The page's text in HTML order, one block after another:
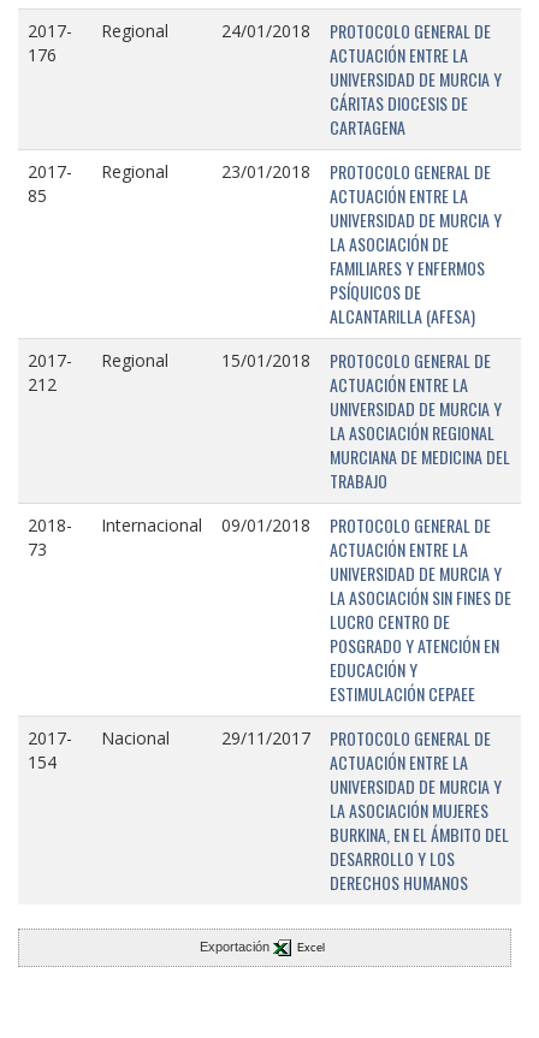
2017-
176
Regional 24/01/2018
PROTOCOLO GENERAL DE
ACTUACIÓN ENTRE LA
UNIVERSIDAD DE MURCIA Y
CÁRITAS DIOCESIS DE
CARTAGENA
2017-
85
Regional 23/01/2018
PROTOCOLO GENERAL DE
ACTUACIÓN ENTRE LA
UNIVERSIDAD DE MURCIA Y
LA ASOCIACIÓN DE
FAMILIARES Y ENFERMOS
PSÍQUICOS DE
ALCANTARILLA (AFESA)
2017-
212
Regional 15/01/2018
PROTOCOLO GENERAL DE
ACTUACIÓN ENTRE LA
UNIVERSIDAD DE MURCIA Y
LA ASOCIACIÓN REGIONAL
MURCIANA DE MEDICINA DEL
TRABAJO
2018-
73
Internacional 09/01/2018
PROTOCOLO GENERAL DE
ACTUACIÓN ENTRE LA
UNIVERSIDAD DE MURCIA Y
LA ASOCIACIÓN SIN FINES DE
LUCRO CENTRO DE
POSGRADO Y ATENCIÓN EN
EDUCACIÓN Y
ESTIMULACIÓN CEPAEE
2017-
154
Nacional 29/11/2017
PROTOCOLO GENERAL DE
ACTUACIÓN ENTRE LA
UNIVERSIDAD DE MURCIA Y
LA ASOCIACIÓN MUJERES
BURKINA, EN EL ÁMBITO DEL
DESARROLLO Y LOS
DERECHOS HUMANOS
Exportación Excel